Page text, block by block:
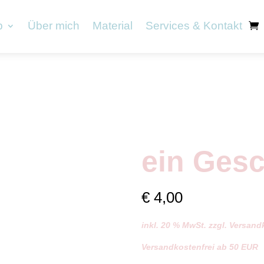
Über mich Material Services & Kontakt
ein
€4,00
inkl. 20 % MwSt. zzgl.
Versandkostenfrei ab 50 EUR